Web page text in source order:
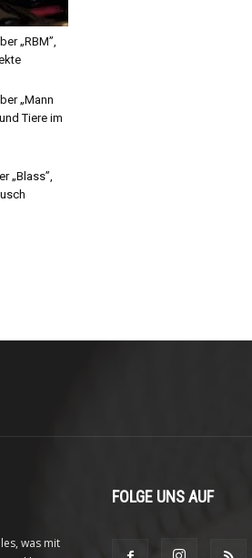
„RBM”,
„Mann
Tiere im
„Blass”,
was mit
FOLGE UNS AUF